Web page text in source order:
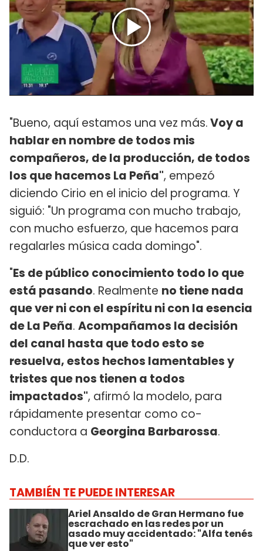
"Bueno, aquí estamos una vez más.Voy a
hablar en nombre de todos mis
compañeros, de la producción, de todos
los que hacemos La Peña", empezó
diciendo Cirio en el inicio del programa. Y
siguió: "Un programa con mucho trabajo,
con mucho esfuerzo, que hacemos para
regalarles música cada domingo".
"Es de público conocimiento todo lo que
está pasando. Realmente no tiene nada
que ver ni con el espíritu ni con la esencia
de La Peña. Acompañamos la decisión
del canal hasta que todo esto se
resuelva, estos hechos lamentables y
tristes que nos tienen a todos
impactados", afirmó la modelo, para
rápidamente presentar como co-
conductora a Georgina Barbarossa.
D.D.
TAMBIÉN TE PUEDE INTERESAR
Ariel Ansaldo de Gran Hermano fue
escrachado en las redes por un
asado muy accidentado: "Alfa tenés
que ver esto"